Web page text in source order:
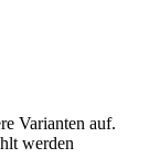
Varianten auf.
werden